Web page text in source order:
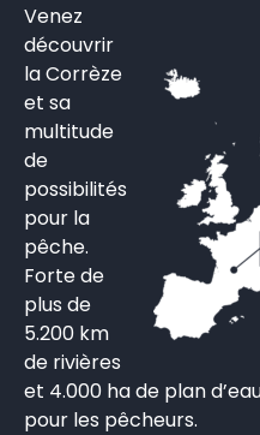
Venez
découvrir
la Corrèze
et sa
multitude
de
possibilités
pour la
pêche.
Forte de
plus de
5.200 km
de rivières
et 4.000 ha de plan
pour les pêcheurs.